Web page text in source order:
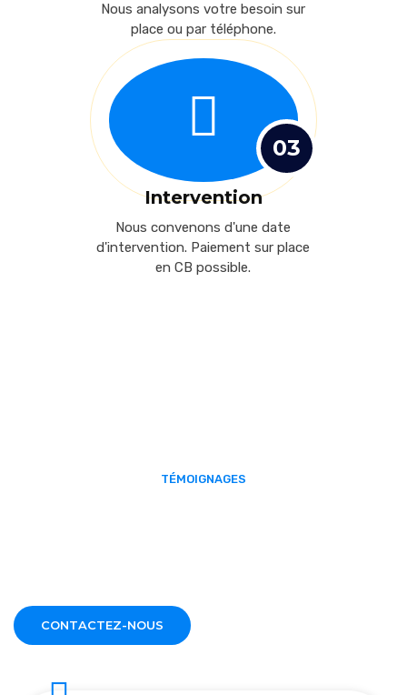
Nous analysons votre besoin sur
place ou par téléphone.
03
Intervention
Nous convenons d'une date
d'intervention. Paiement sur place
en CB possible.
TÉMOIGNAGES
CONTACTEZ-NOUS